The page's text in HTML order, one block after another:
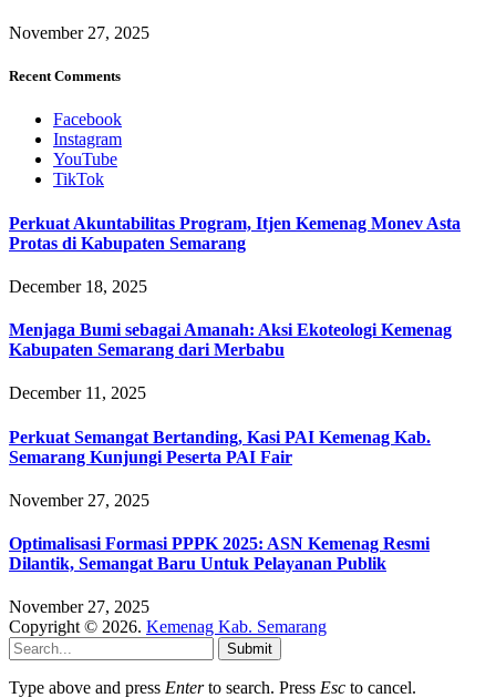
November 27, 2025
Recent Comments
Facebook
Instagram
YouTube
TikTok
Perkuat Akuntabilitas Program, Itjen Kemenag Monev Asta
Protas di Kabupaten Semarang
December 18, 2025
Menjaga Bumi sebagai Amanah: Aksi Ekoteologi Kemenag
Kabupaten Semarang dari Merbabu
December 11, 2025
Perkuat Semangat Bertanding, Kasi PAI Kemenag Kab.
Semarang Kunjungi Peserta PAI Fair
November 27, 2025
Optimalisasi Formasi PPPK 2025: ASN Kemenag Resmi
Dilantik, Semangat Baru Untuk Pelayanan Publik
November 27, 2025
Copyright © 2026. Kemenag Kab. Semarang
Submit
Type above and press Enterto search. Press Esc to cancel.